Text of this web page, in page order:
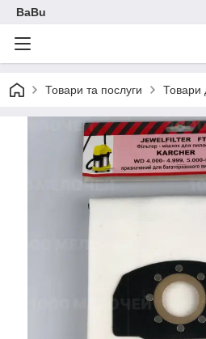
BaBu
Товари та послуги Товари